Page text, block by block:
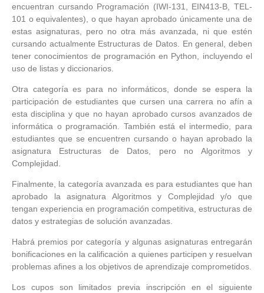
encuentran cursando Programación (IWI-131, EIN413-B, TEL-
101 o equivalentes), o que hayan aprobado únicamente una de
estas asignaturas, pero no otra más avanzada, ni que estén
cursando actualmente Estructuras de Datos. En general, deben
tener conocimientos de programación en Python, incluyendo el
uso de listas y diccionarios.
Otra categoría es para no informáticos, donde se espera la
participación de estudiantes que cursen una carrera no afín a
esta disciplina y que no hayan aprobado cursos avanzados de
informática o programación. También está el intermedio, para
estudiantes que se encuentren cursando o hayan aprobado la
asignatura Estructuras de Datos, pero no Algoritmos y
Complejidad.
Finalmente, la categoría avanzada es para estudiantes que han
aprobado la asignatura Algoritmos y Complejidad y/o que
tengan experiencia en programación competitiva, estructuras de
datos y estrategias de solución avanzadas.
Habrá premios por categoría y algunas asignaturas entregarán
bonificaciones en la calificación a quienes participen y resuelvan
problemas afines a los objetivos de aprendizaje comprometidos.
Los cupos son limitados previa inscripción en el siguiente